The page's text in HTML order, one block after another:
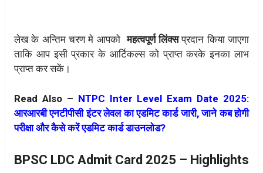
लेख के अन्तिम चरण मे आपको महत्वपूर्ण लिंक्सप्रदान किया जाएगा
ताकि आप इसी प्रकार के आर्टिकल्स को प्राप्त करके इनका लाभ
प्राप्त कर सकें।
Read Also – NTPC Inter Level Exam Date 2025:
आरआरबी एनटीपीसी इंटर लेवल का एडमिट कार्ड जारी, जाने कब होगी
परीक्षा और कैसे करें एडमिट कार्ड डाउनलोड?
BPSC LDC Admit Card 2025 – Highlights